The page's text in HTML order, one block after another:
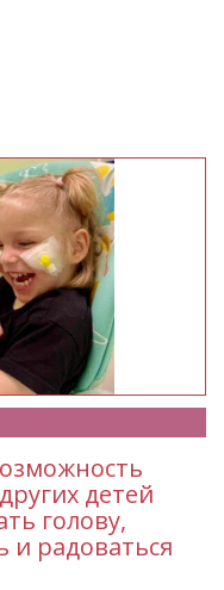
детей
голову,
и радоваться